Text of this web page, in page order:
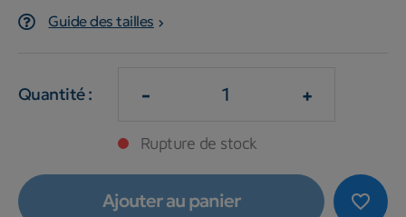
Guide des tailles
Quantité : - +
Rupture de stock
favorite_border
Ajouter au panier